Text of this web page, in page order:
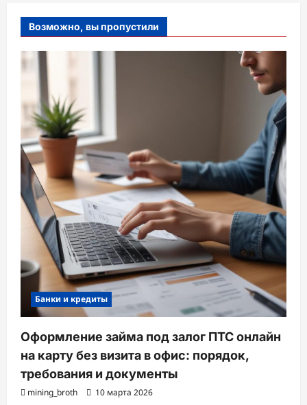
Возможно, вы пропустили
Банки и кредиты
Оформление займа под залог ПТС онлайн
на карту без визита в офис: порядок,
требования и документы
mining_broth 10 марта 2026